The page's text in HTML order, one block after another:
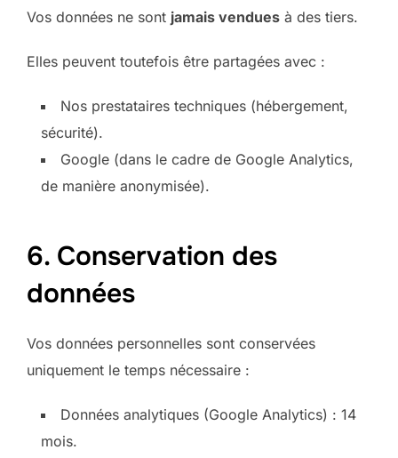
Vos données ne sont jamais vendues à des tiers.
Elles peuvent toutefois être partagées avec :
Nos prestataires techniques (hébergement,
sécurité).
Google (dans le cadre de Google Analytics,
de manière anonymisée).
6. Conservation des
données
Vos données personnelles sont conservées
uniquement le temps nécessaire :
Données analytiques (Google Analytics) : 14
mois.